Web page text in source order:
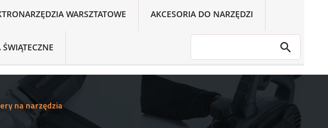
WARSZTATOWE AKCESORIA DO NARZĘDZI
na narzędzia